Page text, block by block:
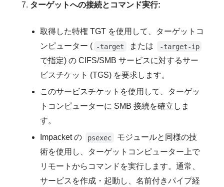
ターゲットへの接続とコマンド実行:
取得した特権 TGT を使用して、ターゲットコ
ンピューター ( -target または -target-ip
で指定) の CIFS/SMB サービスに対するサー
ビスチケット (TGS) を要求します。
このサービスチケットを使用して、ターゲッ
トコンピューターに SMB 接続を確立しま
す。
Impacket の
psexec
モジュールと同様の技
術を使用し、ターゲットコンピューター上で
リモートからコマンドを実行します。通常、
サービスを作成・起動し、名前付きパイプ経